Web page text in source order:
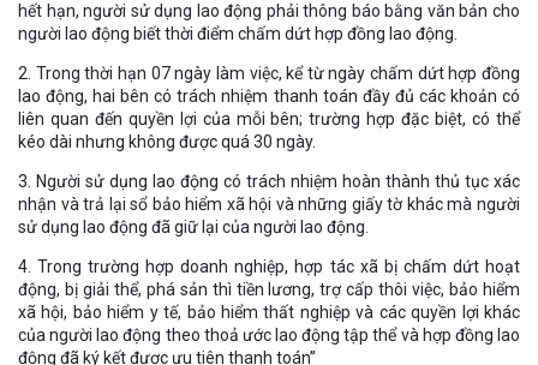
hết hạn, người sử dụng lao động phải thông báo bằng văn bản cho
người lao động biết thời điểm chấm dứt hợp đồng lao động.
2. Trong thời hạn 07 ngày làm việc, kể từ ngày chấm dứt hợp đồng
lao động, hai bên có trách nhiệm thanh toán đầy đủ các khoản có
liên quan đến quyền lợi của mỗi bên; trường hợp đặc biệt, có thể
kéo dài nhưng không được quá 30 ngày.
3. Người sử dụng lao động có trách nhiệm hoàn thành thủ tục xác
nhận và trả lại sổ bảo hiểm xã hội và những giấy tờ khác mà người
sử dụng lao động đã giữ lại của người lao động.
4. Trong trường hợp doanh nghiệp, hợp tác xã bị chấm dứt hoạt
động, bị giải thể, phá sản thì tiền lương, trợ cấp thôi việc, bảo hiểm
xã hội, bảo hiểm y tế, bảo hiểm thất nghiệp và các quyền lợi khác
của người lao động theo thoả ước lao động tập thể và hợp đồng lao
động đã ký kết được ưu tiên thanh toán”